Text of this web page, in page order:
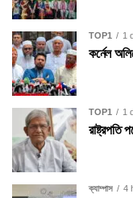
TOP1 1
কর্নেল
TOP1 1
রাষ্ট্রপতি
ক্যাম্পাস 4